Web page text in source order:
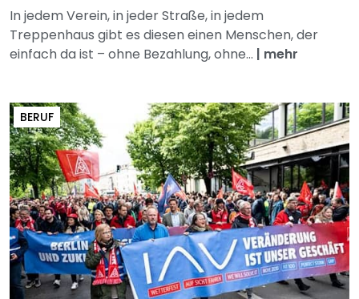
In jedem Verein, in jeder Straße, in jedem
Treppenhaus gibt es diesen einen Menschen, der
einfach da ist – ohne Bezahlung, ohne... | mehr
BERUF